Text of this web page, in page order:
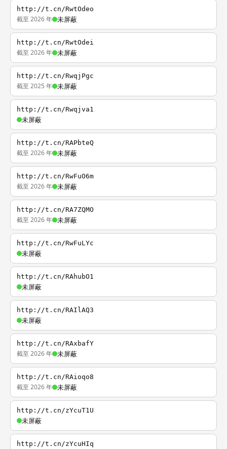
http://t.cn/RwtOdeo
截至 2026 年 未屏蔽
http://t.cn/RwtOdei
截至 2026 年 未屏蔽
http://t.cn/RwqjPgc
截至 2025 年 未屏蔽
http://t.cn/Rwqjva1
未屏蔽
http://t.cn/RAPbteQ
截至 2026 年 未屏蔽
http://t.cn/RwFuO6m
截至 2026 年 未屏蔽
http://t.cn/RA7ZQMO
截至 2026 年 未屏蔽
http://t.cn/RwFuLYc
未屏蔽
http://t.cn/RAhubO1
未屏蔽
http://t.cn/RAIlAQ3
未屏蔽
http://t.cn/RAxbafY
截至 2026 年 未屏蔽
http://t.cn/RAioqo8
截至 2026 年 未屏蔽
http://t.cn/zYcuT1U
未屏蔽
http://t.cn/zYcuHIq